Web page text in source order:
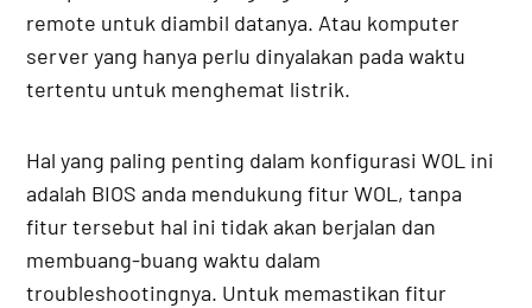
remote untuk diambil datanya. Atau komputer
server yang hanya perlu dinyalakan pada waktu
tertentu untuk menghemat listrik.
Hal yang paling penting dalam konfigurasi WOL ini
adalah BIOS anda mendukung fitur WOL, tanpa
fitur tersebut hal ini tidak akan berjalan dan
membuang-buang waktu dalam
troubleshootingnya. Untuk memastikan fitur